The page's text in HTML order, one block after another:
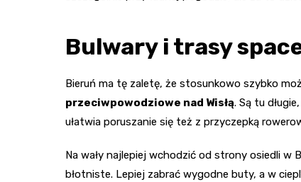
Bulwary i trasy
Bieruń ma tę zaletę, że stosunkowo szybko
przeciwpowodziowe nad Wisłą. Są tu
ułatwia poruszanie się też z przyczepką
Na wały najlepiej wchodzić od strony osiedli
błotniste. Lepiej zabrać wygodne buty, a w